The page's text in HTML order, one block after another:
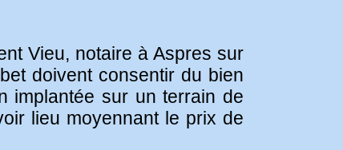
Vieu, notaire à Aspres sur
doivent consentir du bien
implantée sur un terrain de
lieu moyennant le prix de